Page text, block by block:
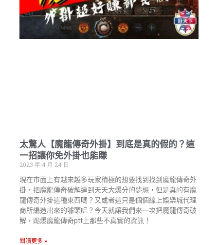
太驚人【魔龍傳奇外掛】到底是真的假的？這
一招讓你免外掛也能賺
2023 年 4 月 24 日
現在市面上有越來越多玩家積極的想要找到找到魔龍傳奇外
掛，把魔龍傳奇破解達到天天大爆分的夢想，但是真的有魔
龍傳奇外掛這種東西嗎？又或者這只是個個線上娛樂城代理
商所編造出來的噱頭呢？今天就讓我們來一次把魔龍傳奇破
解，踢爆魔龍傳奇ptt上那些不真實的資訊！
閱讀更多 »